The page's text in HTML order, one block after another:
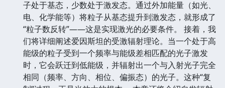
子处于基态，少数处于激发态。通过外加能量（如光、
电、化学能等）将粒子从基态提升到激发态，就形成了
“粒子数反转”——这是实现激光的必要条件。 接着，我
们将详细阐述爱因斯坦的受激辐射理论。当一个处于高
能级的粒子受到一个频率与能级差相匹配的光子激发
时，它会跃迁到低能级，并辐射出一个与入射光子完全
相同（频率、方向、相位、偏振态）的光子。这种“复